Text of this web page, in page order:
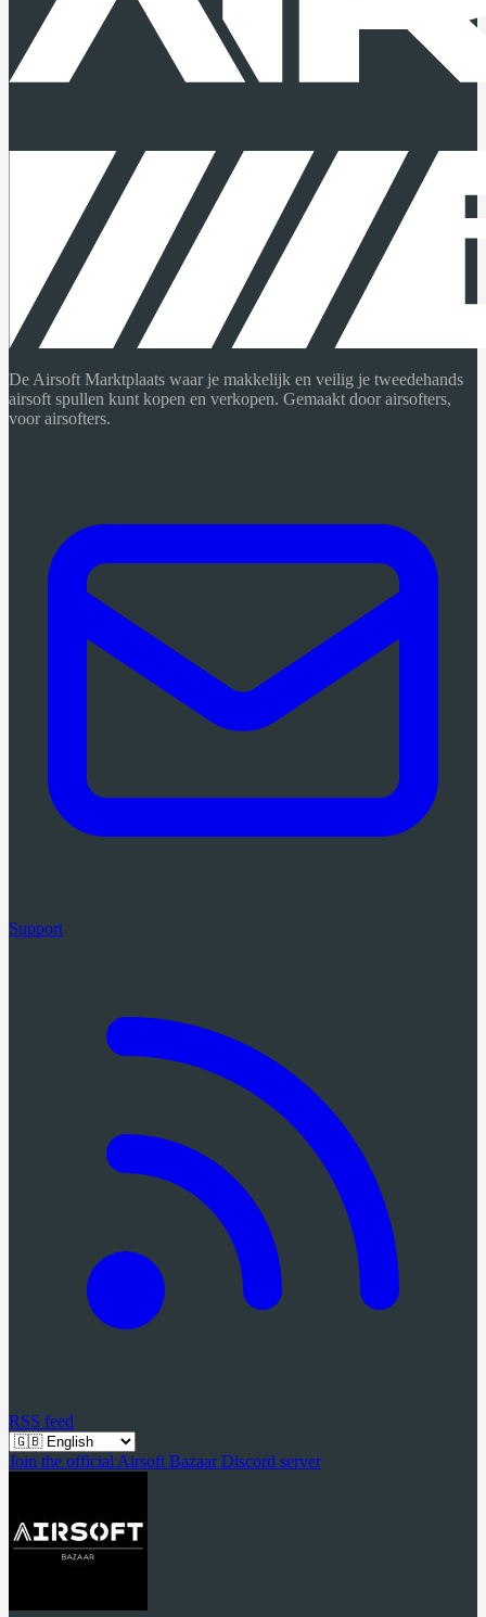
De Airsoft Marktplaats waar je makkelijk en veilig je tweedehands
airsoft spullen kunt kopen en verkopen. Gemaakt door airsofters,
voor airsofters.
Support
RSS feed
Join the official Airsoft Bazaar Discord server